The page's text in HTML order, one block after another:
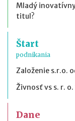
Mladý
titul?
Štart
podnikania
Založenie s.r.o.
Živnosť vs s. r.
Dane